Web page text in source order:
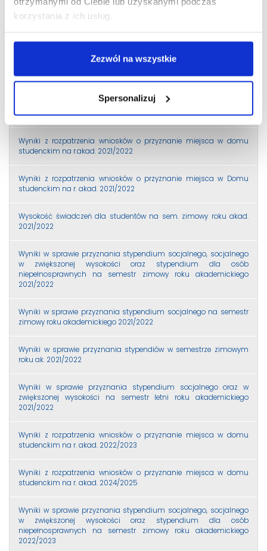
korzystania z ich usług.
Zezwól na wszystkie
Spersonalizuj
WYNIKI I etapu – stypendia rektora na semestr letni r.a. 2020/21
WYNIKI II etapu – stypendia Rektora dla najlepszych studentów na
Wymiana legitymacji studenckich
Wyniki z rozpatrzenia wniosków o przyznanie miejsca w domu
studenckim na r.akad. 2021/2022
Wyniki z rozpatrzenia wniosków o przyznanie miejsca w Domu
studenckim na r. akad. 2021/2022
Wysokość świadczeń dla studentów na sem. zimowy roku akad.
2021/2022
Wyniki w sprawie przyznania stypendium socjalnego, socjalnego
w zwiększonej wysokości oraz stypendium dla osób
niepełnosprawnych na semestr zimowy roku akademickiego
2021/2022
Wyniki w sprawie przyznania stypendium socjalnego na semestr
zimowy roku akademickiego 2021/2022
Wyniki w sprawie przyznania stypendiów w semestrze zimowym
roku ak. 2021/2022
Wyniki w sprawie przyznania stypendium socjalnego oraz w
zwiększonej wysokości na semestr letni roku akademickiego
2021/2022
Wyniki z rozpatrzenia wniosków o przyznanie miejsca w domu
studenckim na r. akad. 2022/2023
Wyniki z rozpatrzenia wniosków o przyznanie miejsca w domu
studenckim na r. akad. 2024/2025
Wyniki w sprawie przyznania stypendium socjalnego, socjalnego
w zwiększonej wysokości oraz stypendium dla osób
niepełnosprawnych na semestr zimowy roku akademickiego
2022/2023